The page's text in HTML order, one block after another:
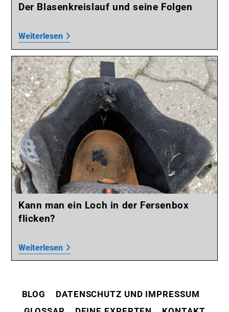
Der Blasenkreislauf und seine Folgen
Weiterlesen
Kann man ein Loch in der Fersenbox
flicken?
Weiterlesen
BLOG
DATENSCHUTZ UND IMPRESSUM